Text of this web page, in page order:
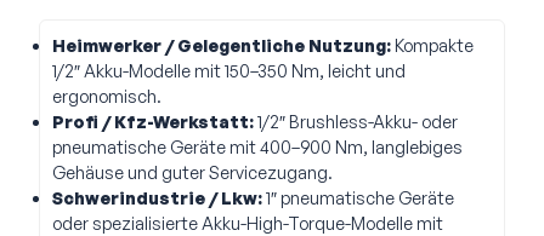
Heimwerker / Gelegentliche Nutzung: Kompakte
1/2″ Akku-Modelle mit 150–350 Nm, leicht und
ergonomisch.
Profi / Kfz-Werkstatt:1/2″ Brushless-Akku- oder
pneumatische Geräte mit 400–900 Nm, langlebiges
Gehäuse und guter Servicezugang.
Schwerindustrie / Lkw:1″ pneumatische Geräte
oder spezialisierte Akku-High-Torque-Modelle mit